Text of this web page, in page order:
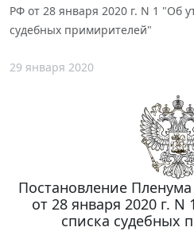
РФ от 28 января 2020 г. N 1 "Об
судебных примирителей"
29 января 2020
Постановление
от 28 января 2020 г.
списка судебных